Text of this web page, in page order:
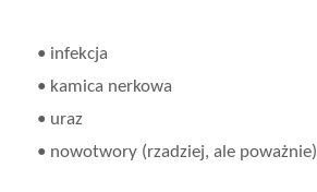
• infekcja
• kamica nerkowa
• uraz
• nowotwory (rzadziej, ale poważnie)